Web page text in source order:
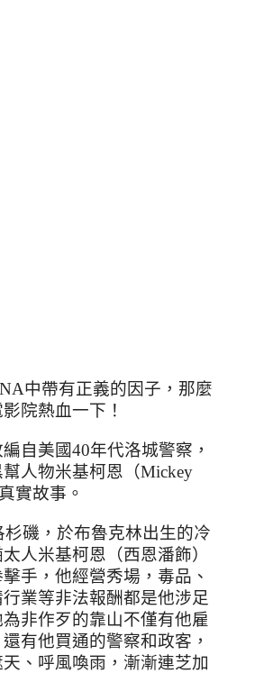
中帶有正義的因子，那麼
院熱血一下！
自美國40年代洛城警察，
人物米基柯恩（Mickey
實故事。
杉磯，於布魯克林出生的冷
人米基柯恩（西恩潘飾）
手，他經營秀場，毒品、
業等非法報酬都是他涉足
非作歹的靠山不僅有他雇
有他買通的警察和政客，
、呼風喚雨，漸漸連芝加